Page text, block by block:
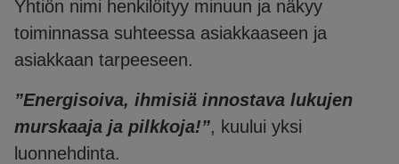
Yhtiön nimi henkilöityy minuun ja näkyy
toiminnassa suhteessa asiakkaaseen ja
asiakkaan tarpeeseen.
”Energisoiva, ihmisiä innostava lukujen
murskaaja ja pilkkoja!”, kuului yksi
luonnehdinta.